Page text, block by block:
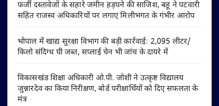
फर्जी दस्तावेजों के सहारे जमीन हड़पने की साजिश, बहू ने पटवारी
सहित राजस्व अधिकारियों पर लगाए मिलीभगत के गंभीर आरोप
भोपाल में खाद्य सुरक्षा विभाग की बड़ी कार्रवाई: 2,095 लीटर/
किलो संदिग्ध घी जब्त, सप्लाई चेन भी जांच के दायरे में
विकासखंड शिक्षा अधिकारी ओ.पी. जोशी ने उत्कृष्ट विद्यालय
जुन्नारदेव का किया निरीक्षण, बोर्ड परीक्षार्थियों को दिए सफलता के
मंत्र